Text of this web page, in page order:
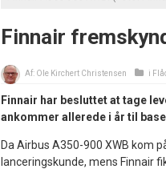
Finnair
Af: Ole Kirchert Christensen i
Finnair har besluttet at tage
ankommer allerede i år til
Da Airbus A350-900 XWB kom
lanceringskunde, mens Finnair